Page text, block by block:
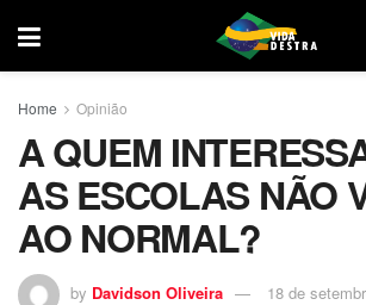
Home Opinião
A QUEM
AS ESCOLAS NÃO
AO NORMAL?
by Davidson Oliveira 18 de